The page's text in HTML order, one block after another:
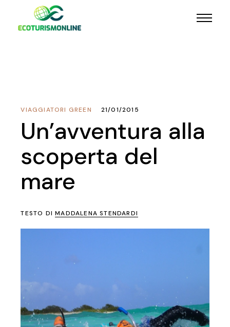
VIAGGIATORI GREEN 21/01/2015
Un’avventura alla
scoperta del
mare
TESTO DIMADDALENA STENDARDI